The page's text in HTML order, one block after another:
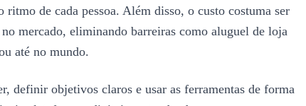
de cada pessoa. Além disso, o custo costuma ser
mercado, eliminando barreiras como aluguel de loja
até no mundo.
definir objetivos claros e usar as ferramentas de forma